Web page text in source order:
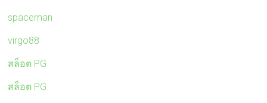
spaceman
virgo88
สล็อต PG
สล็อต PG